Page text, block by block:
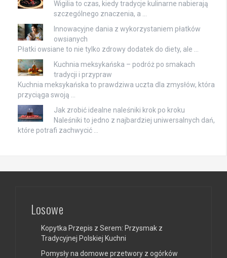
Wigilia to czas, kiedy tradycje kulinarne nabierają
szczególnego znaczenia, a …
Innowacyjne dania z wykorzystaniem płatków
owsianych
Płatki owsiane to nie tylko zdrowy dodatek do diety, ale …
Kuchnia meksykańska – podróż po smakach
tradycji i przypraw
Kuchnia meksykańska to prawdziwa uczta dla zmysłów, która
przyciąga swoją …
Jak zrobić idealne naleśniki krok po kroku
Naleśniki to jedno z najbardziej uniwersalnych dań,
które potrafi zachwycić …
Losowe
Kopytka Przepis z Serem: Przysmak z
Tradycyjnej Polskiej Kuchni
Pomysły na domowe przetwory z ogórków